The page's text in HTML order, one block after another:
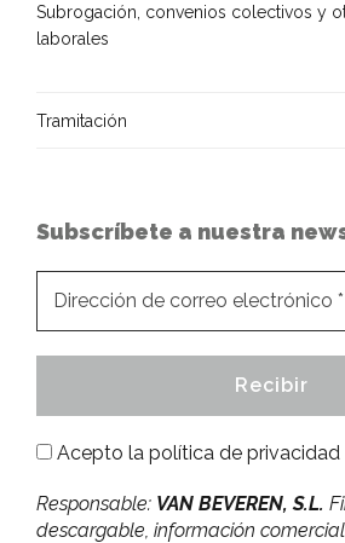
Subrogación, convenios colectivos y
laborales
Tramitación
Subscríbete a nuestra
Acepto la política de privacidad
Responsable: VAN BEVEREN, S.L.
descargable, información